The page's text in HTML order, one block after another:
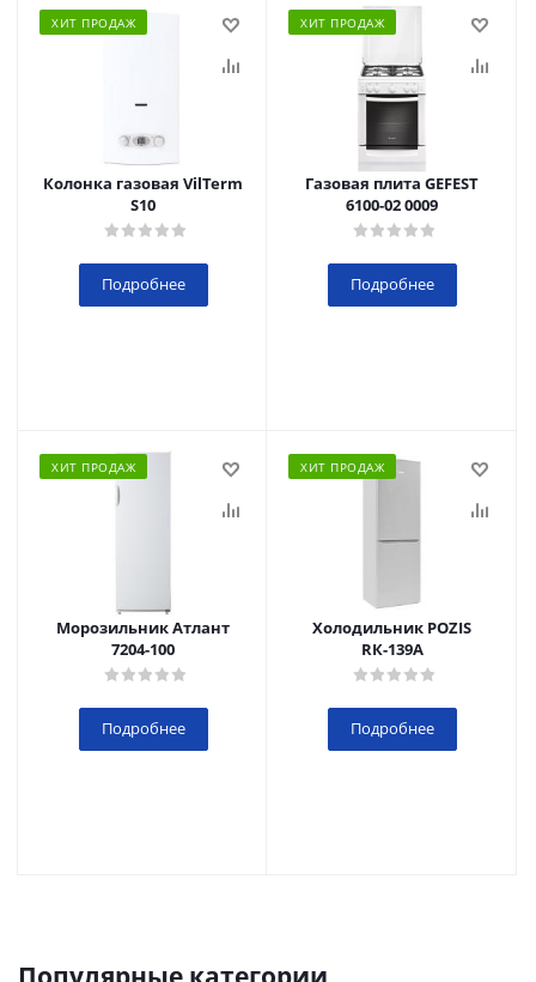
ХИТ ПРОДАЖ
Колонка газовая VilTerm
S10
Подробнее
ХИТ ПРОДАЖ
Газовая плита GEFEST
6100-02 0009
Подробнее
ХИТ ПРОДАЖ
Морозильник Атлант
7204-100
Подробнее
ХИТ ПРОДАЖ
Холодильник POZIS
RК-139А
Подробнее